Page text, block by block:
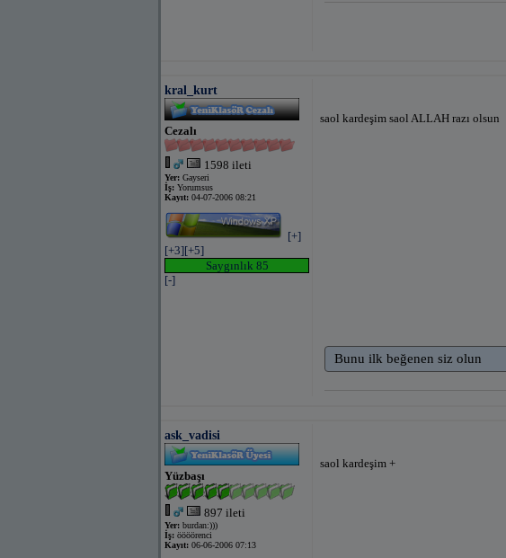
kral_kurt
Cezalı
1598 ileti
Yer: Gayseri
İş: Yorumsus
Kayıt: 04-07-2006 08:21
[+]
[+3][+5]
Saygınlık 85
[-]
saol kardeşim saol ALLAH razı olsun
Bunu ilk beğenen siz olun
ask_vadisi
Yüzbaşı
897 ileti
Yer: burdan:)))
İş: öööörenci
Kayıt: 06-06-2006 07:13
saol kardeşim +